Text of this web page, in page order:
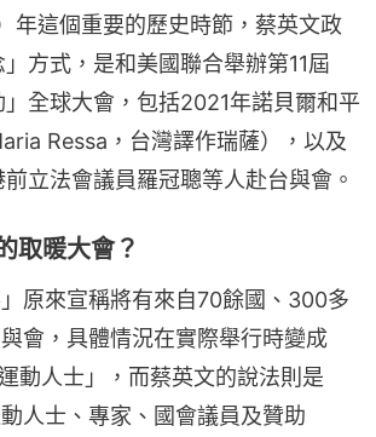
年這個重要的歷史時節，蔡英文政
方式，是和美國聯合舉辦第11屆
」全球大會，包括2021年諾貝爾和平
Ressa，台灣譯作瑞薩），以及
立法會議員羅冠聰等人赴台與會。
取暖大會？
原來宣稱將有來自70餘國、300多
會，具體情況在實際舉行時變成
動人士」，而蔡英文的說法則是
動人士、專家、國會議員及贊助